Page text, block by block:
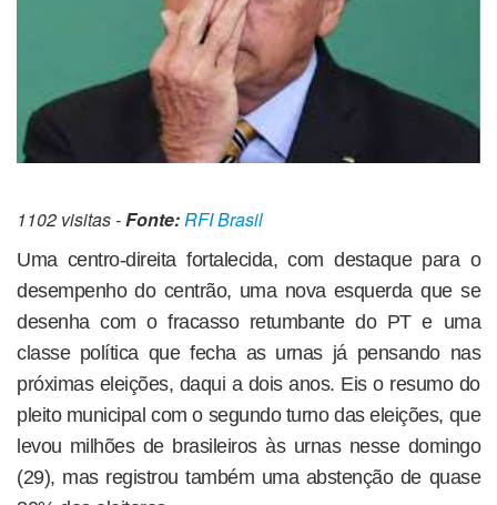
1102 visitas -Fonte: RFI Brasil
Uma centro-direita fortalecida, com destaque para o
desempenho do centrão, uma nova esquerda que se
desenha com o fracasso retumbante do PT e uma
classe política que fecha as urnas já pensando nas
próximas eleições, daqui a dois anos. Eis o resumo do
pleito municipal com o segundo turno das eleições, que
levou milhões de brasileiros às urnas nesse domingo
(29), mas registrou também uma abstenção de quase